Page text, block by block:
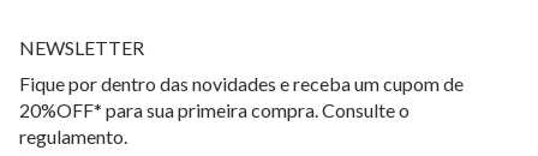
NEWSLETTER
Fique por dentro das novidades e receba um cupom de
20%OFF* para sua primeira compra. Consulte o
regulamento.